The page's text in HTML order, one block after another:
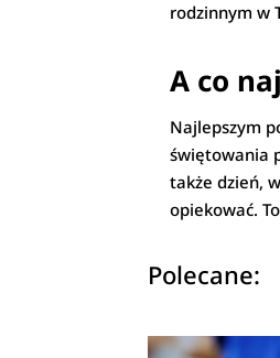
rodzinnym w
A co
Najlepszym
świętowania
także dzień,
opiekować.
Polecane: